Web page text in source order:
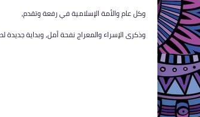
وكل عام والأمة الإسلامية في رفعة وتقدم،
وذكرى الإسراء والمعراج نفحة أمل، وبداية جديدة